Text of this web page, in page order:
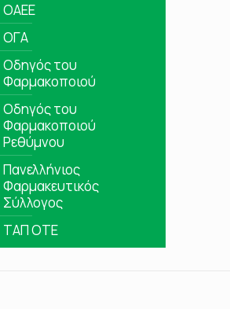
ΟΑΕΕ
ΟΓΑ
Οδηγός του
Φαρμακοποιού
Οδηγός του
Φαρμακοποιού
Ρεθύμνου
Πανελλήνιος
Φαρμακευτικός
Σύλλογος
ΤΑΠ ΟΤΕ